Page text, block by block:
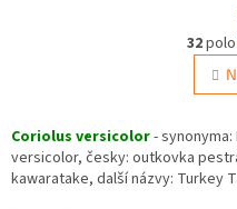
32
Coriolus versicolor-
versicolor, česky: outkovka
kawaratake, další názvy: Turkey